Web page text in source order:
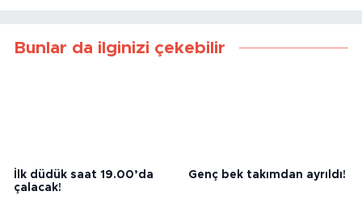
Bunlar da ilginizi çekebilir
İlk düdük saat 19.00’da
çalacak!
Genç bek takımdan ayrıldı!